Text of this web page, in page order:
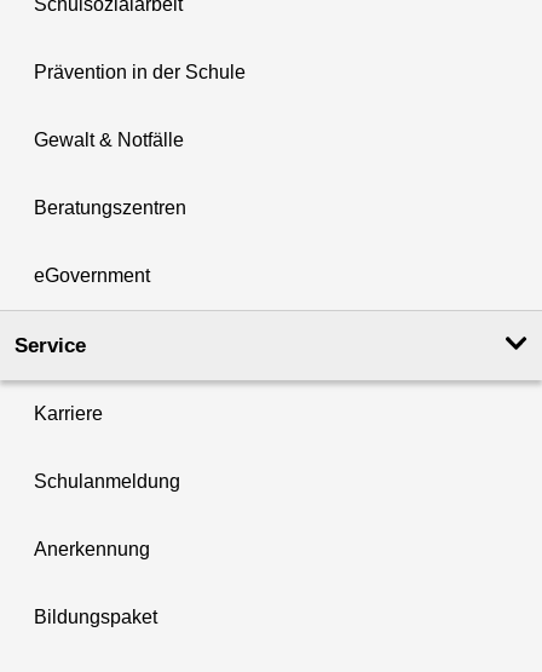
Prävention in der Schule
Gewalt & Notfälle
Beratungszentren
eGovernment
Service
Karriere
Schulanmeldung
Anerkennung
Bildungspaket